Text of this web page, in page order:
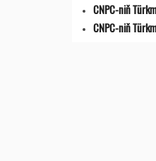
CNPC-niň
CNPC-niň